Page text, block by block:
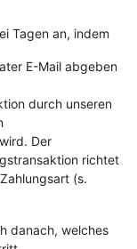
Tagen an, indem
E-Mail abgeben
durch unseren
Der
richtet
(s.
danach, welches